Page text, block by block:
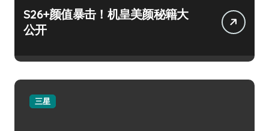
S26+颜值暴击！机皇美颜秘籍大
公开
三星